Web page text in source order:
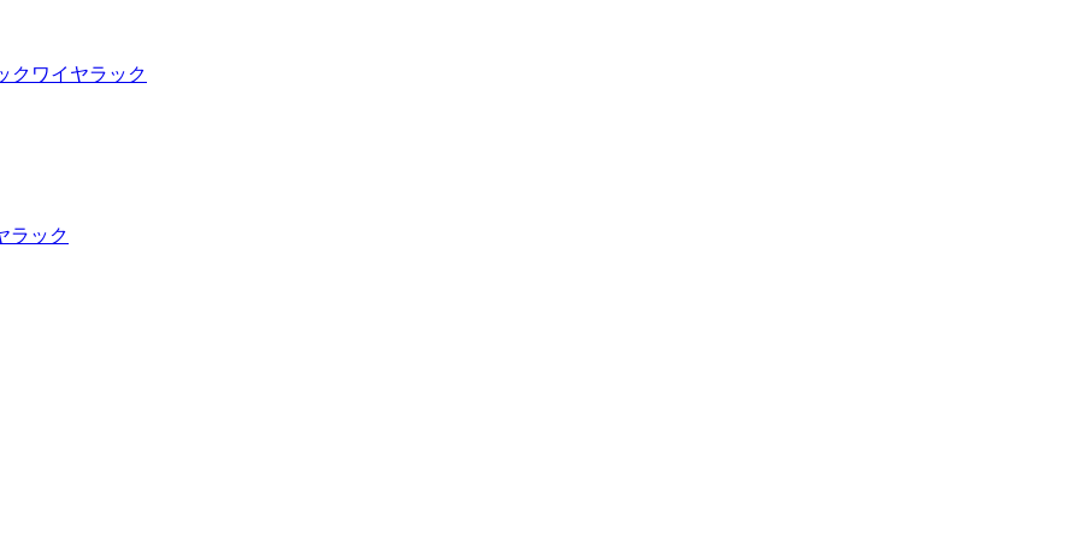
ク ワイヤラック
ラック